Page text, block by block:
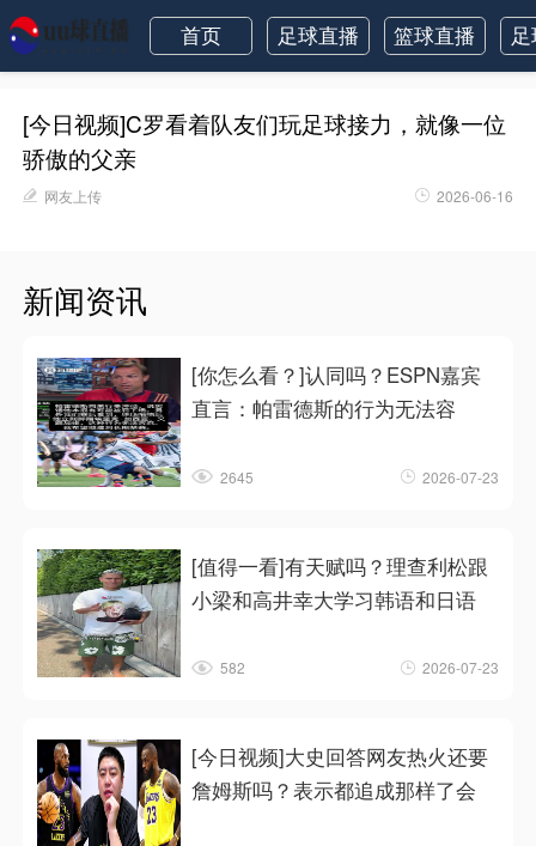
首页 足球直播 篮球直播
[今日视频]C罗看着队友们玩足球接力，就像一位
骄傲的父亲
网友上传 2026-06-16
新闻资讯
[你怎么看？]认同吗？ESPN嘉宾
直言：帕雷德斯的行为无法容
2645 2026-07-23
[值得一看]有天赋吗？理查利松跟
小梁和高井幸大学习韩语和日语
582 2026-07-23
[今日视频]大史回答网友热火还要
詹姆斯吗？表示都追成那样了会